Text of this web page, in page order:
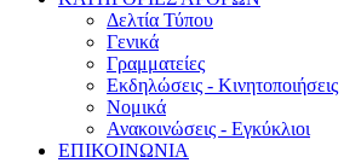
Δελτία Τύπου
Γενικά
Γραμματείες
Εκδηλώσεις - Κινητοποιήσεις
Νομικά
Ανακοινώσεις - Εγκύκλιοι
ΕΠΙΚΟΙΝΩΝΙΑ